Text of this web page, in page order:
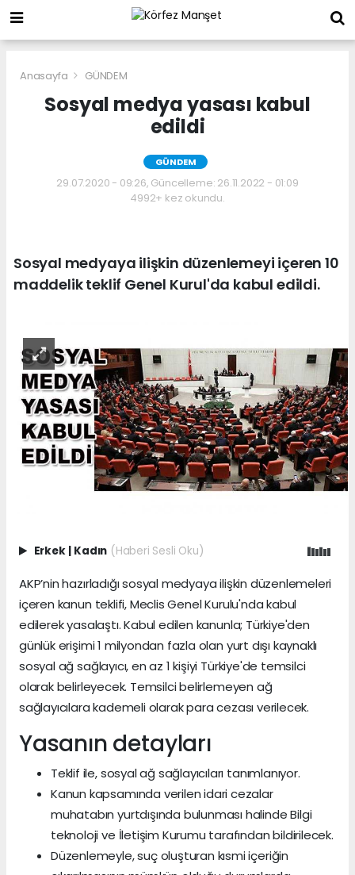
Anasayfa GÜNDEM
Sosyal medya yasası kabul
edildi
GÜNDEM
29.07.2020 - 09:26, Güncelleme: 26.11.2022 - 01:09
4992+ kez okundu.
Sosyal medyaya ilişkin düzenlemeyi içeren 10
maddelik teklif Genel Kurul'da kabul edildi.
Erkek | Kadın (Haberi Sesli Oku)
AKP’nin hazırladığı sosyal medyaya ilişkin düzenlemeleri
içeren kanun teklifi, Meclis Genel Kurulu'nda kabul
edilerek yasalaştı. Kabul edilen kanunla; Türkiye'den
günlük erişimi 1 milyondan fazla olan yurt dışı kaynaklı
sosyal ağ sağlayıcı, en az 1 kişiyi Türkiye'de temsilci
olarak belirleyecek. Temsilci belirlemeyen ağ
sağlayıcılara kademeli olarak para cezası verilecek.
Yasanın detayları
Teklif ile, sosyal ağ sağlayıcıları tanımlanıyor.
Kanun kapsamında verilen idari cezalar
muhatabın yurtdışında bulunması halinde Bilgi
teknoloji ve İletişim Kurumu tarafından bildirilecek.
Düzenlemeyle, suç oluşturan kısmi içeriğin